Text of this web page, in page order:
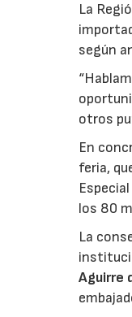
La
según
otros
En
feria,
los 80
La
Aguirre